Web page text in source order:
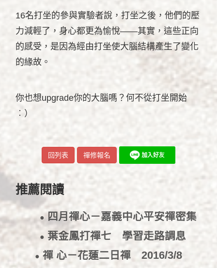
16名打坐的參與實驗者說，打坐之後，他們的壓
力減輕了，身心都更為愉悅——其實，這些正向
的感受，是因為經由打坐使大腦結構產生了變化
的緣故。
你也想upgrade你的大腦嗎？何不從打坐開始
︰）
回列表 禪修報名
推薦閱讀
●四月禪心－嘉義中心平安禪密集
● 葉金鳳打禪七 學習走路調息
● 禪 心－花蓮二日禪 2016/3/8